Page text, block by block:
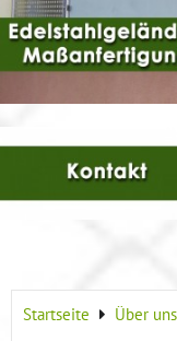
Startseite Über uns